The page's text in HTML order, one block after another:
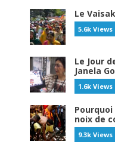
Le
5.6k Views
Le Jour
Janela
1.6k Views
noix de
9.3k Views